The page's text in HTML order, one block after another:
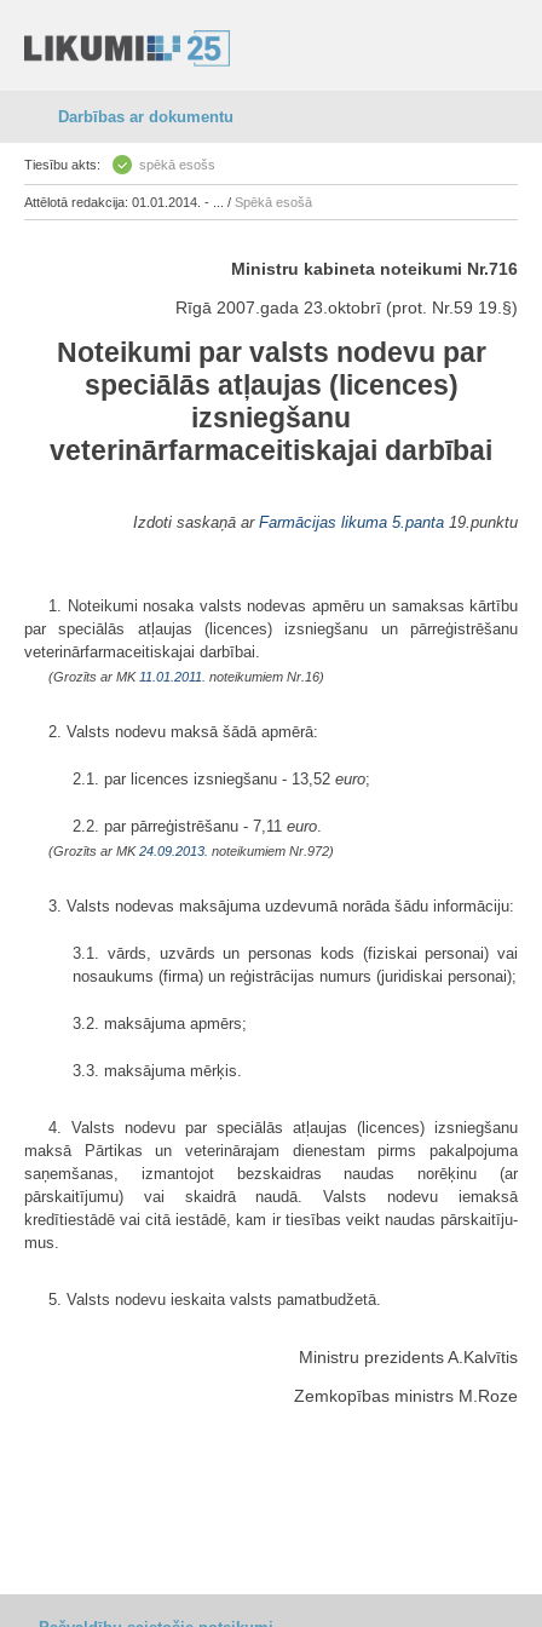
Darbības ar dokumentu
Tiesību akts: spēkā esošs
Attēlotā redakcija: 01.01.2014. - ... / Spēkā esošā
Ministru kabineta noteikumi Nr.716
Rīgā 2007.gada 23.oktobrī (prot. Nr.59 19.§)
Noteikumi par valsts nodevu par
speciālās atļaujas (licences)
izsniegšanu
veterinārfarmaceitiskajai darbībai
Izdoti saskaņā ar Farmācijas likuma 5.panta 19.punktu
1. Noteikumi nosaka valsts nodevas apmēru un samaksas kārtību
par speciālās atļaujas (licences) izsniegšanu un pārreģistrēšanu
veterinārfarmaceitiskajai darbībai.
(Grozīts ar MK 11.01.2011. noteikumiem Nr.16)
2. Valsts nodevu maksā šādā apmērā:
2.1. par licences izsniegšanu - 13,52 euro;
2.2. par pārreģistrēšanu - 7,11 euro
(Grozīts ar MK24.09.2013. noteikumiem Nr.972)
3. Valsts nodevas maksājuma uzdevumā norāda šādu informāciju:
3.1. vārds, uzvārds un personas kods (fiziskai personai) vai
nosaukums (firma) un reģistrācijas numurs (juridiskai personai);
3.2. maksājuma apmērs;
3.3. maksājuma mērķis.
4. Valsts nodevu par speciālās atļaujas (licences) izsniegšanu
maksā Pārtikas un veterinārajam dienestam pirms pakalpojuma
saņemšanas, izmantojot bezskaidras naudas norēķinu (ar
pārskaitījumu) vai skaidrā naudā. Valsts nodevu iemaksā
kredītiestādē vai citā iestādē, kam ir tiesības veikt naudas pārskaitīju­
mus.
5. Valsts nodevu ieskaita valsts pamatbudžetā.
Ministru prezidents A.Kalvītis
Zemkopības ministrs M.Roze